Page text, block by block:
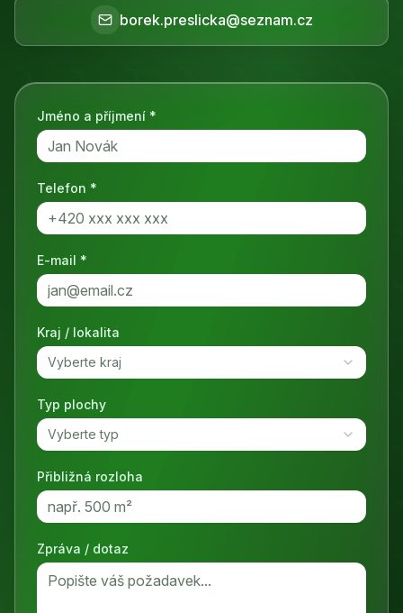
borek.preslicka@seznam.cz
Jméno a příjmení *
Telefon *
E-mail *
Kraj / lokalita
Vyberte kraj
Typ plochy
Vyberte typ
Přibližná rozloha
Zpráva / dotaz